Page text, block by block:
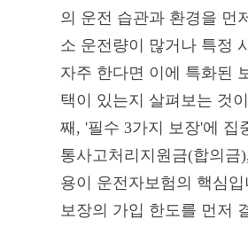
의 운전 습관과 환경을 먼
소 운전량이 많거나 특정
자주 한다면 이에 특화된
택이 있는지 살펴보는 것
째, '필수 3가지 보장'에 집
통사고처리지원금(합의금
용이 운전자보험의 핵심
보장의 가입 한도를 먼저